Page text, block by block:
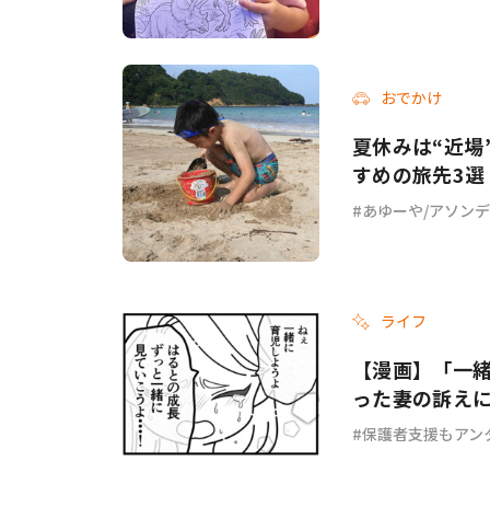
おでかけ
夏休みは“近
すめの旅先3選
あゆーや/アソン
ライフ
【漫画】「
った妻の訴え
ょ？ #67
保護者支援もア